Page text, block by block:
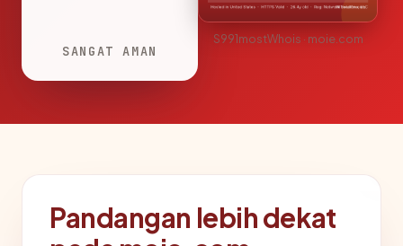
SANGAT AMAN
S991mostWhois · moie.com
Pandangan lebih dekat